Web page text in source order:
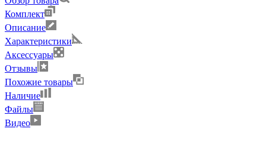
Комплект
Описание
Характеристики
Аксессуары
Отзывы
Похожие товары
Наличие
Файлы
Видео